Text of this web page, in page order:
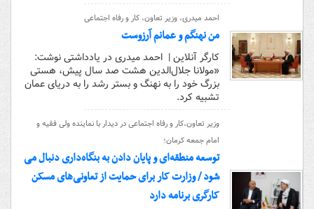
احمد میدری، وزیر تعاون، کار و رفاه اجتماعی
من نهنگم و عمانم آرزوست
کارگر آنلاین | احمد میدری در یادداشتی نوشت:
«مولانا جلال‌الدین هشت صد سال پیش، هستی
بزرگ خود را به نهنگ و بستر رشد را به دریای عمان
تشبیه کرد.
وزیر تعاون،کار و رفاه اجتماعی در دیدار با نماینده ولی فقیه و
امام جمعه کرمان؛
توسعه منطقه‌ای و پایان دادن به بنگاه‌داری دنبال می
شود / وزارت کار برای حمایت از تعاونی‌های مسکن
کارگری برنامه دارد